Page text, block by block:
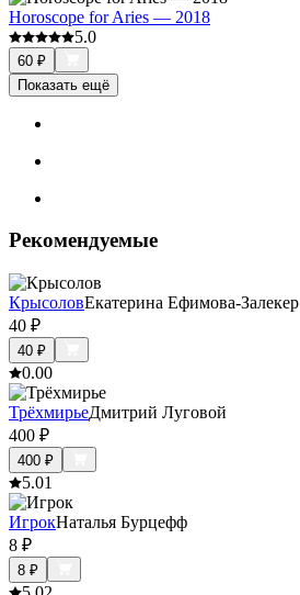
Horoscope for Aries — 2018
5.0
60 ₽
Показать ещё
Рекомендуемые
КрысоловЕкатерина Ефимова-Залекер
40 ₽
40 ₽
0.00
ТрёхмирьеДмитрий Луговой
400 ₽
400 ₽
5.01
ИгрокНаталья Бурцефф
8 ₽
8 ₽